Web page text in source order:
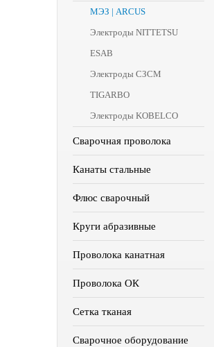
МЭЗ | ARCUS
Электроды NITTETSU
ESAB
Электроды СЗСМ
TIGARBO
Электроды KOBELCO
Сварочная проволока
Канаты стальные
Флюс сварочный
Круги абразивные
Проволока канатная
Проволока ОК
Сетка тканая
Сварочное оборудование